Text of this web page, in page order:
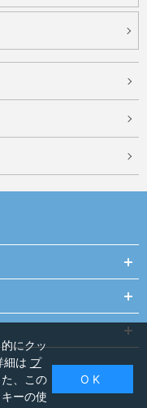
Instagram
にクッ
細は プ
、この
ーの使
O K